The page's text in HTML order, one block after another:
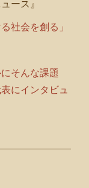
ース』
社会を創る」
そんな課題
にインタビュ